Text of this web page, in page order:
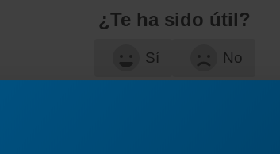
¿Te ha sido útil?
Sí No